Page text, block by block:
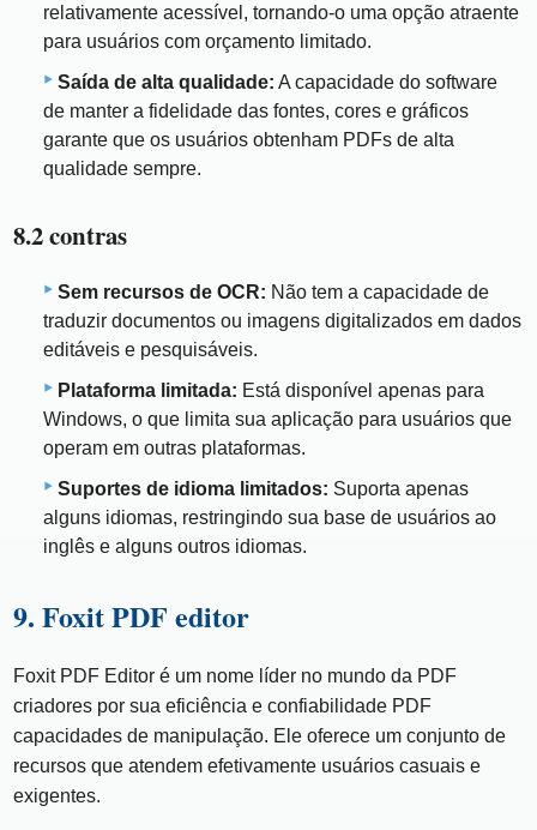
relativamente acessível, tornando-o uma opção atraente
para usuários com orçamento limitado.
Saída de alta qualidade: A capacidade do software
de manter a fidelidade das fontes, cores e gráficos
garante que os usuários obtenham PDFs de alta
qualidade sempre.
8.2 contras
Sem recursos de OCR: Não tem a capacidade de
traduzir documentos ou imagens digitalizados em dados
editáveis ​​e pesquisáveis.
Plataforma limitada: Está disponível apenas para
Windows, o que limita sua aplicação para usuários que
operam em outras plataformas.
Suportes de idioma limitados: Suporta apenas
alguns idiomas, restringindo sua base de usuários ao
inglês e alguns outros idiomas.
9. Foxit PDF editor
Foxit PDF Editor é um nome líder no mundo da PDF
criadores por sua eficiência e confiabilidade PDF
capacidades de manipulação. Ele oferece um conjunto de
recursos que atendem efetivamente usuários casuais e
exigentes.